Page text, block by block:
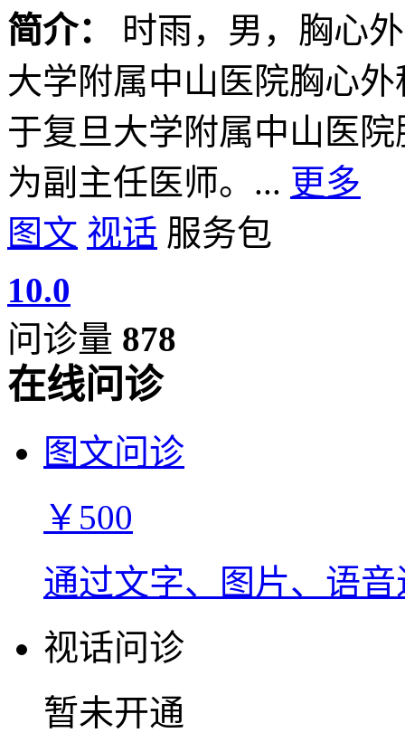
简介：
时雨，男，胸心
大学附属中山医院胸心
于复旦大学附属中山医
为副主任医师。... 更多
图文 视话 服务包
10.0
问诊量 878
在线问诊
图文问诊
￥500
通过文字、图片、语
视话问诊
暂未开通